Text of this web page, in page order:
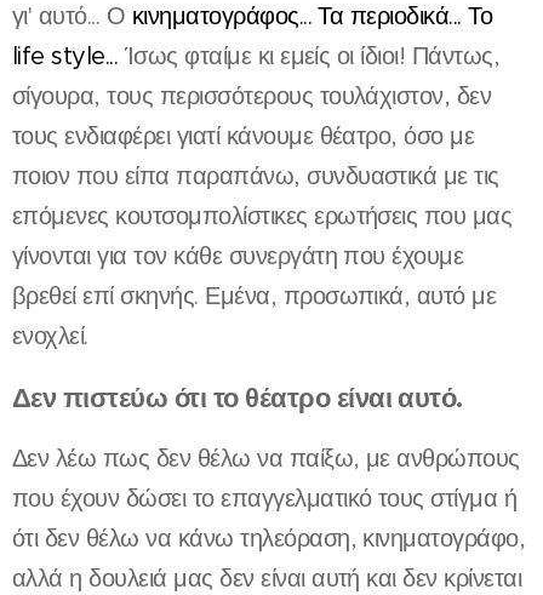
γι' αυτό... Ο κινηματογράφος... Τα περιοδικά... Το
life style... Ίσως φταίμε κι εμείς οι ίδιοι! Πάντως,
σίγουρα, τους περισσότερους τουλάχιστον, δεν
τους ενδιαφέρει γιατί κάνουμε θέατρο, όσο με
ποιον που είπα παραπάνω, συνδυαστικά με τις
επόμενες κουτσομπολίστικες ερωτήσεις που μας
γίνονται για τον κάθε συνεργάτη που έχουμε
βρεθεί επί σκηνής. Εμένα, προσωπικά, αυτό με
ενοχλεί.
Δεν πιστεύω ότι το θέατρο είναι αυτό.
Δεν λέω πως δεν θέλω να παίξω, με ανθρώπους
που έχουν δώσει το επαγγελματικό τους στίγμα ή
ότι δεν θέλω να κάνω τηλεόραση, κινηματογράφο,
αλλά η δουλειά μας δεν είναι αυτή και δεν κρίνεται